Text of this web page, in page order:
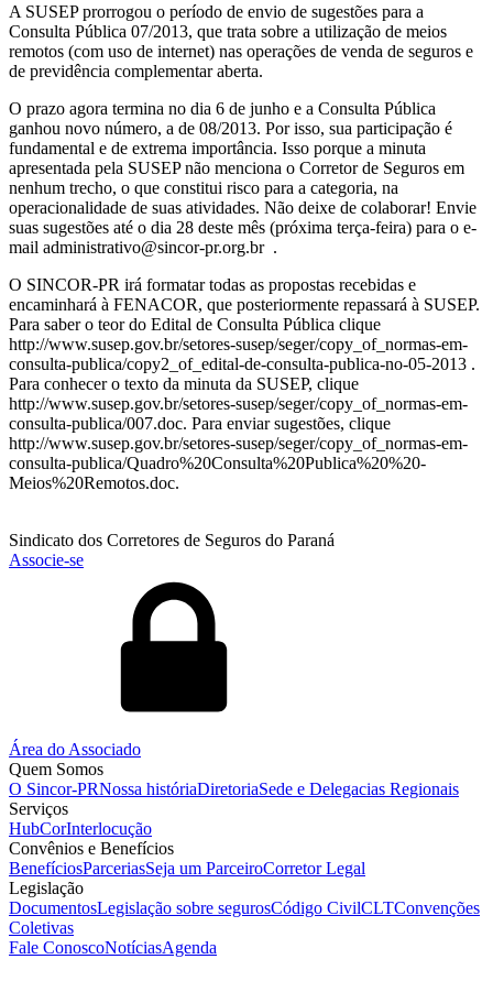
A SUSEP prorrogou o período de envio de sugestões para a
Consulta Pública 07/2013, que trata sobre a utilização de meios
remotos (com uso de internet) nas operações de venda de seguros e
de previdência complementar aberta.
O prazo agora termina no dia 6 de junho e a Consulta Pública
ganhou novo número, a de 08/2013. Por isso, sua participação é
fundamental e de extrema importância. Isso porque a minuta
apresentada pela SUSEP não menciona o Corretor de Seguros em
nenhum trecho, o que constitui risco para a categoria, na
operacionalidade de suas atividades. Não deixe de colaborar! Envie
suas sugestões até o dia 28 deste mês (próxima terça-feira) para o e-
mail administrativo@sincor-pr.org.br .
O SINCOR-PR irá formatar todas as propostas recebidas e
encaminhará à FENACOR, que posteriormente repassará à SUSEP.
Para saber o teor do Edital de Consulta Pública clique
http://www.susep.gov.br/setores-susep/seger/copy_of_normas-em-
consulta-publica/copy2_of_edital-de-consulta-publica-no-05-2013 .
Para conhecer o texto da minuta da SUSEP, clique
http://www.susep.gov.br/setores-susep/seger/copy_of_normas-em-
consulta-publica/007.doc. Para enviar sugestões, clique
http://www.susep.gov.br/setores-susep/seger/copy_of_normas-em-
consulta-publica/Quadro%20Consulta%20Publica%20%20-
Meios%20Remotos.doc.
Sindicato dos Corretores de Seguros do Paraná
Associe-se
Área do Associado
Quem Somos
O Sincor-PRNossa históriaDiretoriaSede e Delegacias Regionais
Serviços
HubCorInterlocução
Convênios e Benefícios
BenefíciosParceriasSeja um ParceiroCorretor Legal
Legislação
DocumentosLegislação sobre segurosCódigo CivilCLTConvenções
Coletivas
Fale ConoscoNotíciasAgenda